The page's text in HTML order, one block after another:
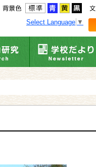
Select Language ▼